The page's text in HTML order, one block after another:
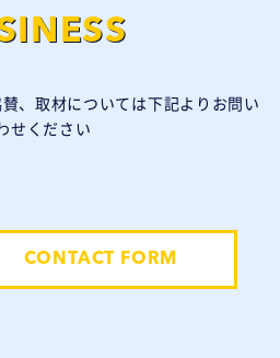
、取材については下記よりお問い
せください
CONTACT FORM